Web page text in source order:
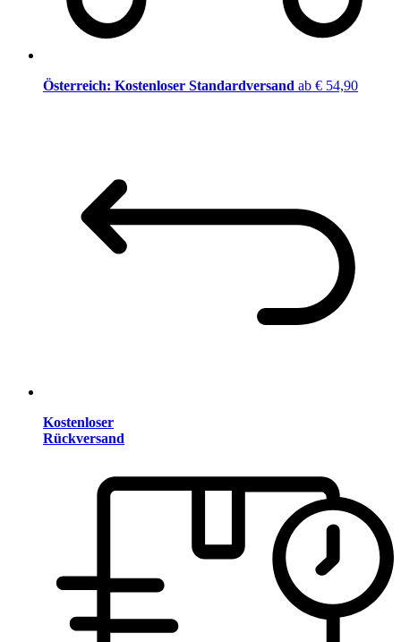
Österreich: Kostenloser Standardversand ab € 54,90
Kostenloser
Rückversand